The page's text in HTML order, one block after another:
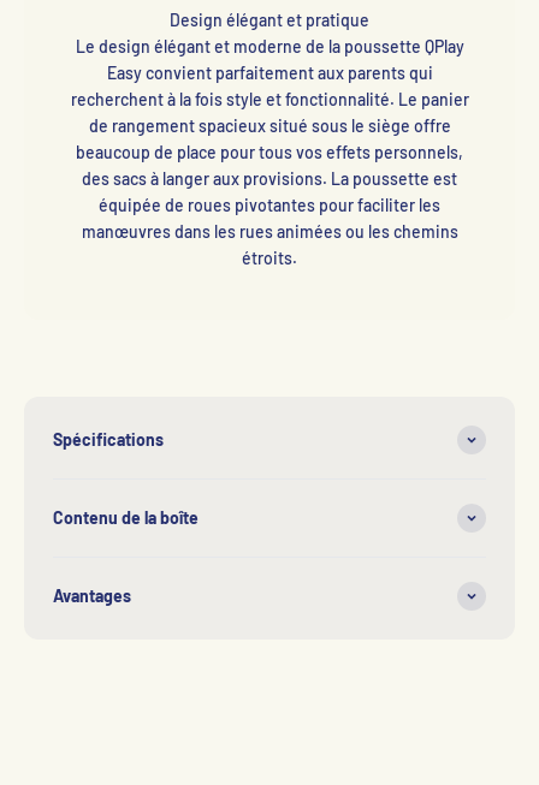
Design élégant et pratique
Le design élégant et moderne de la poussette QPlay
Easy convient parfaitement aux parents qui
recherchent à la fois style et fonctionnalité. Le panier
de rangement spacieux situé sous le siège offre
beaucoup de place pour tous vos effets personnels,
des sacs à langer aux provisions. La poussette est
équipée de roues pivotantes pour faciliter les
manœuvres dans les rues animées ou les chemins
étroits.
Spécifications
Contenu de la boîte
Avantages